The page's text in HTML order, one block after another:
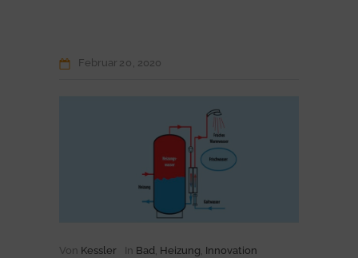
Februar 20 2020
Von Kessler In Bad , Heizung, Innovation